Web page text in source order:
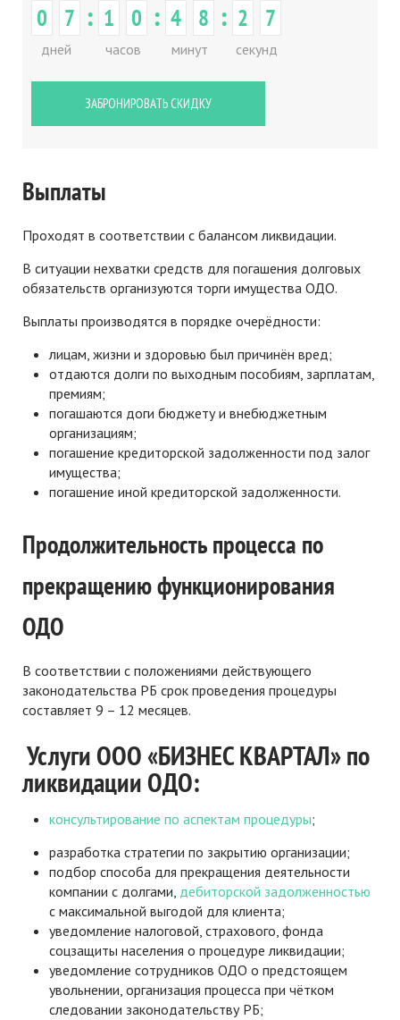
0 7
дней
: 1 0
часов
: 4 8
минут
: 2 7
секунд
ЗАБРОНИРОВАТЬ СКИДКУ
Выплаты
Проходят в соответствии с балансом ликвидации.
В ситуации нехватки средств для погашения долговых
обязательств организуются торги имущества ОДО.
Выплаты производятся в порядке очерёдности:
лицам, жизни и здоровью был причинён вред;
отдаются долги по выходным пособиям, зарплатам,
премиям;
погашаются доги бюджету и внебюджетным
организациям;
погашение кредиторской задолженности под залог
имущества;
погашение иной кредиторской задолженности.
Продолжительность процесса по
прекращению функционирования
ОДО
В соответствии с положениями действующего
законодательства РБ срок проведения процедуры
составляет 9 – 12 месяцев.
Услуги ООО «БИЗНЕС КВАРТАЛ» по
ликвидации ОДО:
консультирование по аспектам процедуры;
разработка стратегии по закрытию организации;
подбор способа для прекращения деятельности
компании с долгами, дебиторской задолженностью
с максимальной выгодой для клиента;
уведомление налоговой, страхового, фонда
соцзащиты населения о процедуре ликвидации;
уведомление сотрудников ОДО о предстоящем
увольнении, организация процесса при чётком
следовании законодательству РБ;